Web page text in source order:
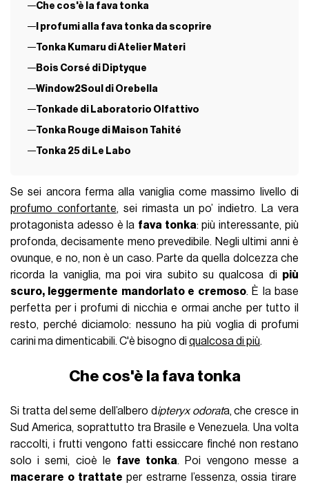
Che cos'è la fava tonka
I profumi alla fava tonka da scoprire
Tonka Kumaru di Atelier Materi
Bois Corsé di Diptyque
Window2Soul di Orebella
Tonkade di Laboratorio Olfattivo
Tonka Rouge di Maison Tahité
Tonka 25 di Le Labo
Se sei ancora ferma alla vaniglia come massimo livello di
profumo confortante, sei rimasta un po’ indietro. La vera
protagonista adesso è la fava tonka: più interessante, più
profonda, decisamente meno prevedibile. Negli ultimi anni è
ovunque, e no, non è un caso. Parte da quella dolcezza che
ricorda la vaniglia, ma poi vira subito su qualcosa di più
scuro, leggermente mandorlato e cremoso. È la base
perfetta per i profumi di nicchia e ormai anche per tutto il
resto, perché diciamolo: nessuno ha più voglia di profumi
carini ma dimenticabili. C'è bisogno diqualcosa di più.
Che cos'è la fava tonka
Si tratta del seme dell’albero dipteryx odorata, che cresce in
Sud America, soprattutto tra Brasile e Venezuela. Una volta
raccolti, i frutti vengono fatti essiccare finché non restano
solo i semi, cioè le fave tonka. Poi vengono messe a
macerare o trattate per estrarne l’essenza, ossia tirare